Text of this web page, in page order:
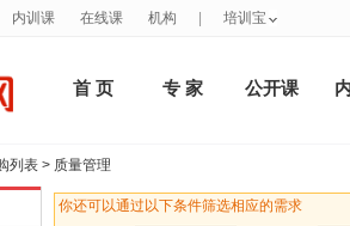
首 页 专 家 公开课
列表 > 质量管理
你还可以通过以下条件筛选相应的需求
内训课 在线课 机构 培训宝